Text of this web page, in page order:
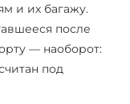
и их багажу.
после
— наоборот:
под